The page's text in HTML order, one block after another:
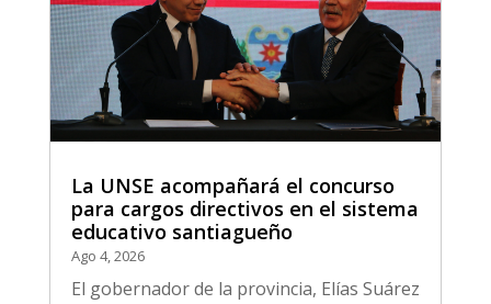
La UNSE acompañará el concurso
para cargos directivos en el sistema
educativo santiagueño
Ago 4, 2026
El gobernador de la provincia, Elías Suárez